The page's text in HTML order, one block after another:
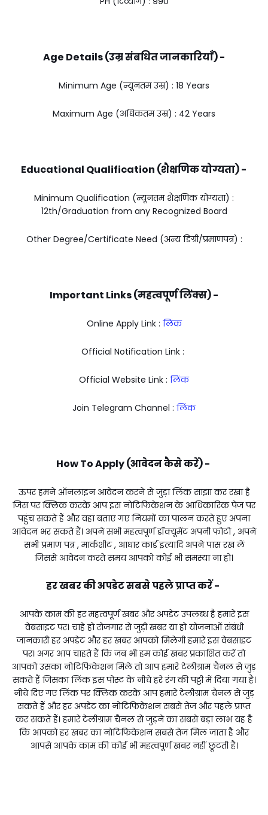
Age Details (उम्र संबधित जानकारियाँ) -
Minimum Age (न्यूनतम उम्र) : 18 Years
Maximum Age (अधिकतम उम्र) : 42 Years
Educational Qualification (शैक्षणिक योग्यता) -
Minimum Qualification (न्यूनतम शैक्षणिक योग्यता) :
12th/Graduation from any Recognized Board
Other Degree/Certificate Need (अन्य डिग्री/प्रमाणपत्र) :
Important Links (महत्वपूर्ण लिंक्स) -
Online Apply Link : लिंक
Official Notification Link :
Official Website Link : लिंक
Join Telegram Channel : लिंक
How To Apply (आवेदन कैसे करें) -
ऊपर हमने ऑनलाइन आवेदन करने से जुड़ा लिंक साझा कर रखा है
जिस पर क्लिक करके आप इस नोटिफिकेशन के आधिकारिक पेज पर
पहुंच सकते हैं और वहां बताए गए नियमों का पालन करते हुए अपना
आवेदन भर सकते हैं। अपने सभी महत्वपूर्ण डॉक्यूमेंट अपनी फोटो , अपने
सभी प्रमाण पत्र , मार्कशीट , आधार कार्ड इत्यादि अपने पास रख लें
जिससे आवेदन करते समय आपको कोई भी समस्या ना हो।
हर खबर की अपडेट सबसे पहले प्राप्त करें -
आपके काम की हर महत्वपूर्ण खबर और अपडेट उपलब्ध है हमारे इस
वेबसाइट पर। चाहे हो रोजगार से जुड़ी खबर या हो योजनाओं संबंधी
जानकारी हर अपडेट और हर खबर आपको मिलेगी हमारे इस वेबसाइट
पर। अगर आप चाहते हैं कि जब भी हम कोई खबर प्रकाशित करें तो
आपको उसका नोटिफिकेशन मिले तो आप हमारे टेलीग्राम चैनल से जुड़
सकते हैं जिसका लिंक इस पोस्ट के नीचे हरे रंग की पट्टी में दिया गया है।
नीचे दिए गए लिंक पर क्लिक करके आप हमारे टेलीग्राम चैनल से जुड़
सकते हैं और हर अपडेट का नोटिफिकेशन सबसे तेज और पहले प्राप्त
कर सकते हैं। हमारे टेलीग्राम चैनल से जुड़ने का सबसे बड़ा लाभ यह है
कि आपको हर खबर का नोटिफिकेशन सबसे तेज मिल जाता है और
आपसे आपके काम की कोई भी महत्वपूर्ण खबर नहीं छूटती है।